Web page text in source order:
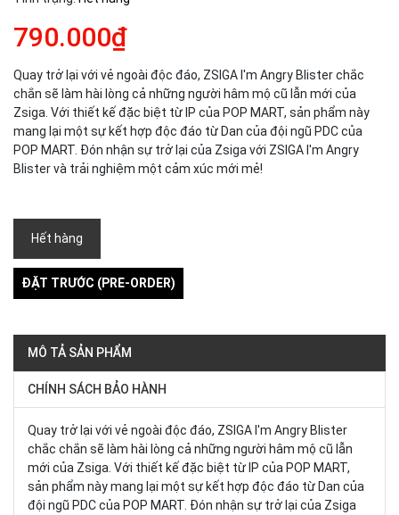
790.000₫
Quay trở lại với vẻ ngoài độc đáo, ZSIGA I'm Angry Blister chắc
chắn sẽ làm hài lòng cả những người hâm mộ cũ lẫn mới của
Zsiga. Với thiết kế đặc biệt từ IP của POP MART, sản phẩm này
mang lại một sự kết hợp độc đáo từ Dan của đội ngũ PDC của
POP MART. Đón nhận sự trở lại của Zsiga với ZSIGA I'm Angry
Blister và trải nghiệm một cảm xúc mới mẻ!
Hết hàng
ĐẶT TRƯỚC (PRE-ORDER)
MÔ TẢ SẢN PHẨM
CHÍNH SÁCH BẢO HÀNH
Quay trở lại với vẻ ngoài độc đáo, ZSIGA I'm Angry Blister
chắc chắn sẽ làm hài lòng cả những người hâm mộ cũ lẫn
mới của Zsiga. Với thiết kế đặc biệt từ IP của POP MART,
sản phẩm này mang lại một sự kết hợp độc đáo từ Dan của
đội ngũ PDC của POP MART. Đón nhận sự trở lại của Zsiga